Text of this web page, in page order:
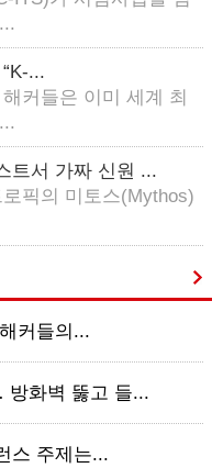
...
커들은 이미 세계 최
트서 가짜 신원 ...
픽의 미토스(Mythos)
커들의...
방화벽 뚫고 들...
스 주제는...